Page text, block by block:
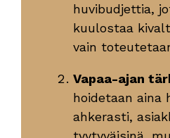
huvibudjettia,
kuulostaa
vain
Vapaa-ajan
hoidetaan aina
ahkerasti,